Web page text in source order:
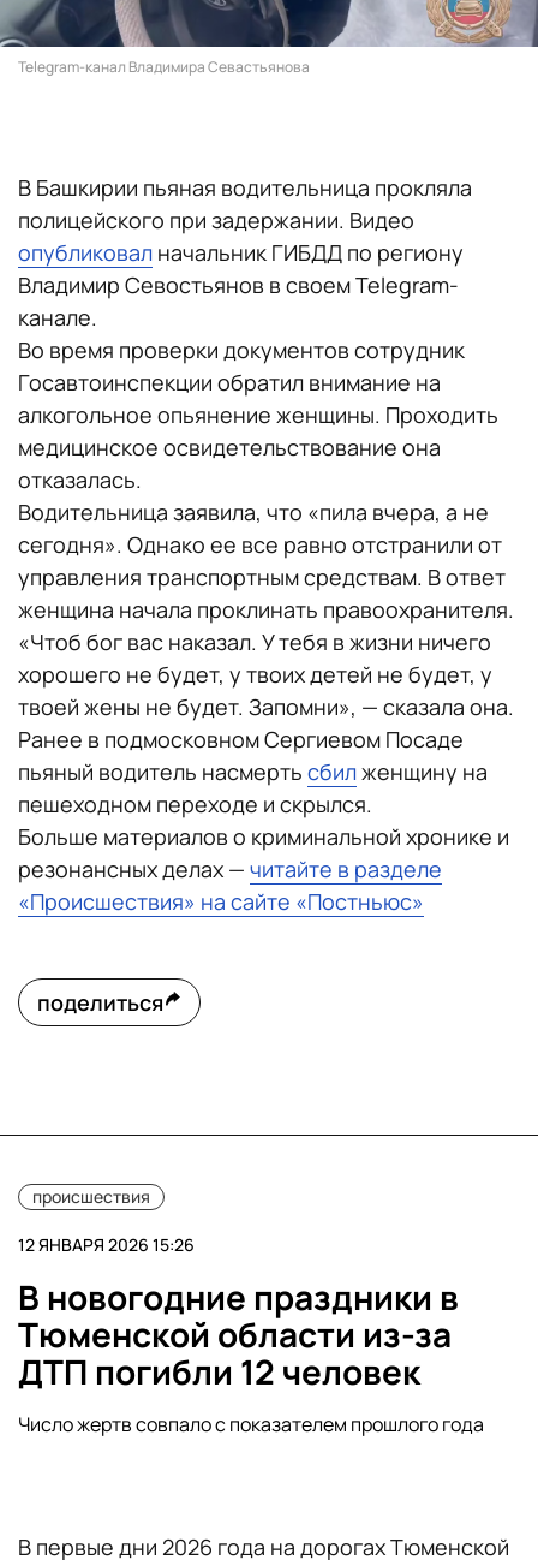
Telegram-канал Владимира Севастьянова
В Башкирии пьяная водительница прокляла
полицейского при задержании. Видео
опубликовал начальник ГИБДД по региону
Владимир Севостьянов в своем Telegram-
канале.
Во время проверки документов сотрудник
Госавтоинспекции обратил внимание на
алкогольное опьянение женщины. Проходить
медицинское освидетельствование она
отказалась.
Водительница заявила, что «пила вчера, а не
сегодня». Однако ее все равно отстранили от
управления транспортным средствам. В ответ
женщина начала проклинать правоохранителя.
«Чтоб бог вас наказал. У тебя в жизни ничего
хорошего не будет, у твоих детей не будет, у
твоей жены не будет. Запомни», — сказала она.
Ранее в подмосковном Сергиевом Посаде
пьяный водитель насмерть сбилженщину на
пешеходном переходе и скрылся.
Больше материалов о криминальной хронике и
резонансных делах — читайте в разделе
«Происшествия» на сайте «Постньюс»
поделиться
происшествия
12 ЯНВАРЯ 2026 15:26
В новогодние праздники в
Тюменской области из-за
ДТП погибли 12 человек
Число жертв совпало с показателем прошлого года
В первые дни 2026 года на дорогах Тюменской